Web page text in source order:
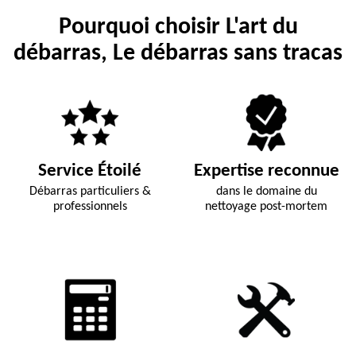
Pourquoi choisir L'art du
débarras, Le débarras sans tracas
Service Étoilé
Débarras particuliers &
professionnels
Expertise reconnue
dans le domaine du
nettoyage post-mortem